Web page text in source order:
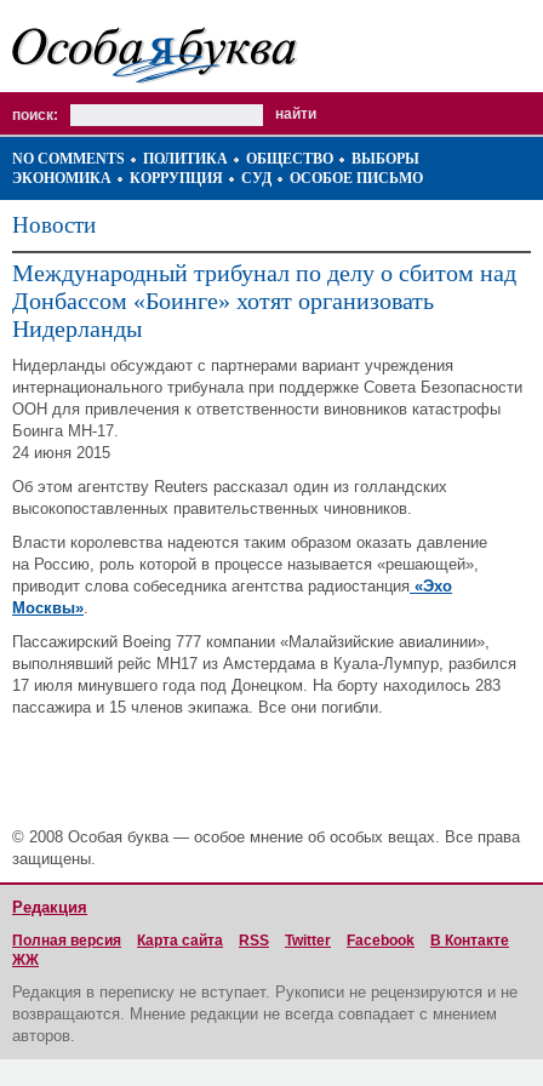
поиск:
NO COMMENTS ПОЛИТИКА ОБЩЕСТВО
ВЫБОРЫ
ЭКОНОМИКА
КОРРУПЦИЯ СУД ОСОБОЕ ПИСЬМО
Новости
Международный трибунал по делу о сбитом над
Донбассом «Боинге» хотят организовать
Нидерланды
Нидерланды обсуждают с партнерами вариант учреждения
интернационального трибунала при поддержке Совета Безопасности
ООН для привлечения к ответственности виновников катастрофы
Боинга МН-17.
24 июня 2015
Об этом агентству Reuters рассказал один из голландских
высокопоставленных правительственных чиновников.
Власти королевства надеются таким образом оказать давление
на Россию, роль которой в процессе называется «решающей»,
приводит слова собеседника агентства радиостанция «Эхо
Москвы».
Пассажирский Boeing 777 компании «Малайзийские авиалинии»,
выполнявший рейс МН17 из Амстердама в Куала-Лумпур, разбился
17 июля минувшего года под Донецком. На борту находилось 283
пассажира и 15 членов экипажа. Все они погибли.
© 2008 Особая буква — особое мнение об особых вещах. Все права
защищены.
Редакция
Полная версия Карта сайта RSS Twitter Facebook
В Контакте
ЖЖ
Редакция в переписку не вступает. Рукописи не рецензируются и не
возвращаются. Мнение редакции не всегда совпадает с мнением
авторов.